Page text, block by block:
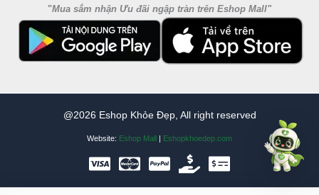
"Mua sắm nhận Ưu đãi ngập tràn trên Eshop Mall"
@2026 Eshop Khỏe Đẹp, All right reserved
Website: Eshop Mall | Eshopkhoedep.com